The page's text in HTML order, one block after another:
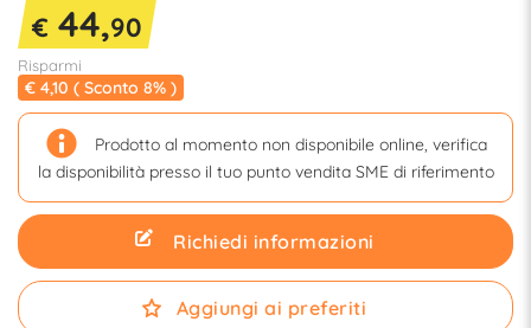
€ 44,90
Risparmi
€ 4,10 ( Sconto 8% )
Prodotto al momento non disponibile online, verifica
la disponibilità presso il tuo punto vendita SME di riferimento
Richiedi informazioni
Aggiungi ai preferiti